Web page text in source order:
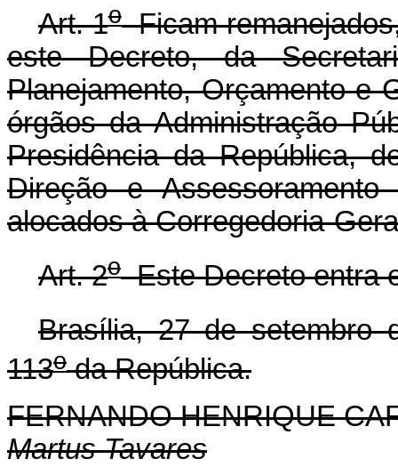
Art. 1oFicam
este Decreto, da
Planejamento, Orçamento e
órgãos da Administração
Presidência da República,
Direção e
alocados à Corregedoria-
Art. 2oEste Decreto entra
Brasília, 27 de setembro
113oda República.
FERNANDO HENRIQUE
Martus Tavares